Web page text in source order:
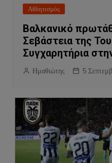
Αθλητισμός
Βαλκανικό
Σεβάστεια της
Συγχαρητήρια
Ημαθιώτης 5